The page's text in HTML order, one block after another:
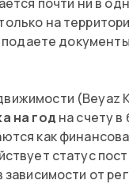
на
подаете
(Beyaz
на год на счету
как
статус
от